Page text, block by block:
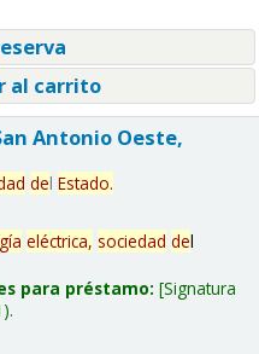
al carrito
Antonio Oeste,
del Estado.
eléctrica, sociedad del
para préstamo: Signatura